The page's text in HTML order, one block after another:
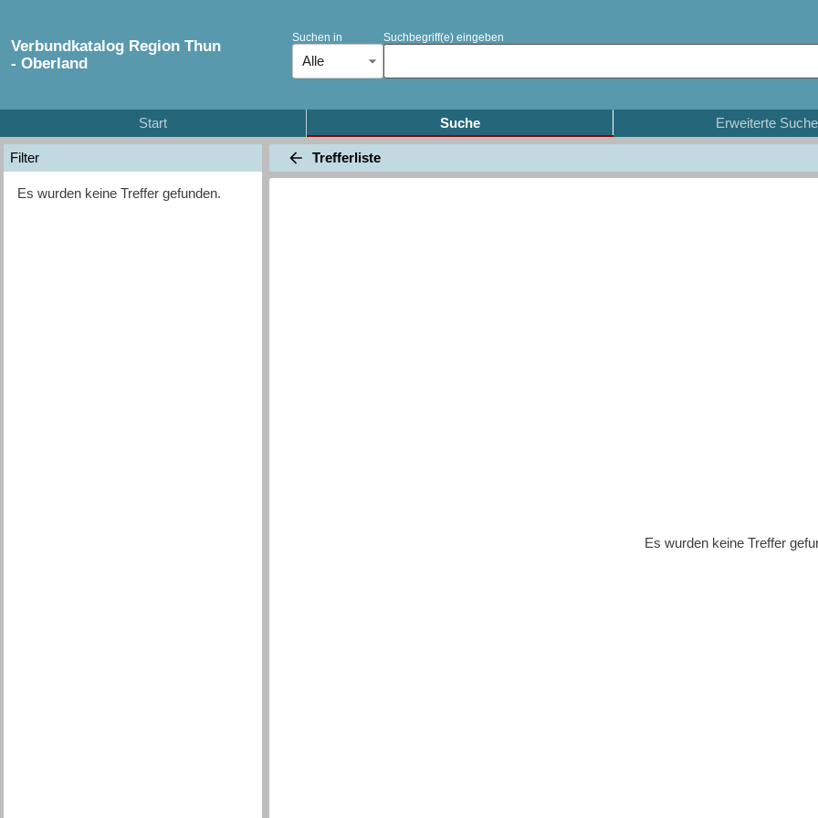
Verbundkatalog Region Thun
- Oberland
Suchen in
Alle
Suchbegriff(e) eingeben
Start Suche Erweiterte Suche
Filter
Es wurden keine Treffer gefunden.
Trefferliste
Es wurden keine Treffer